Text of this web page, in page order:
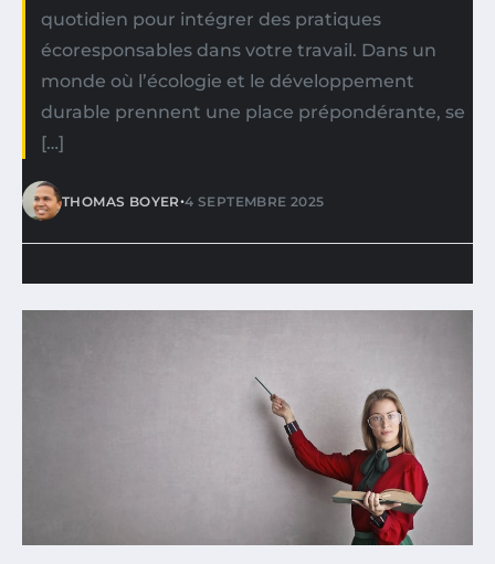
quotidien pour intégrer des pratiques
écoresponsables dans votre travail. Dans un
monde où l’écologie et le développement
durable prennent une place prépondérante, se
[…]
THOMAS BOYER•4 SEPTEMBRE 2025